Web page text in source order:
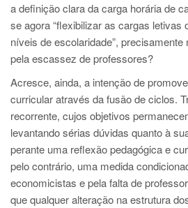
a definição clara da carga horária de
se agora “flexibilizar as cargas letivas
níveis de escolaridade”,
pela escassez de professores?
Acresce, ainda, a intenção de
curricular através da fusão de ciclos.
recorrente, cujos objetivos
levantando sérias dúvidas quanto à
perante uma reflexão pedagógica e
pelo contrário, uma medida
economicistas e pela falta de
que qualquer alteração na estrutura